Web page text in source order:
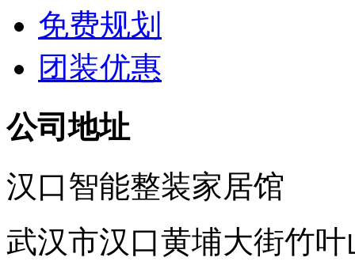
免费规划
团装优惠
公司地址
汉口智能整装家居馆
武汉市汉口黄埔大街竹